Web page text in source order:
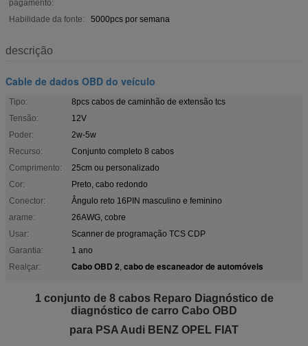
pagamento:
Habilidade da fonte: 5000pcs por semana
descrição
Cable de dados OBD do veículo
Tipo:
8pcs cabos de caminhão de extensão tcs
Tensão:
12V
Poder:
2w-5w
Recurso:
Conjunto completo 8 cabos
Comprimento:
25cm ou personalizado
Cor:
Preto, cabo redondo
Conector:
Ângulo reto 16PIN masculino e feminino
arame:
26AWG, cobre
Usar:
Scanner de programação TCS CDP
Garantia:
1 ano
Realçar:
Cabo OBD 2, cabo de escaneador de automóveis
1 conjunto de 8 cabos Reparo Diagnóstico de
diagnóstico de carro Cabo OBD
para PSA Audi BENZ OPEL FIAT